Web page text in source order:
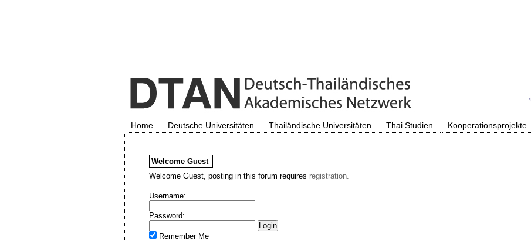
Home Deutsche Universitäten Thailändische Universitäten Thai Studien Kooperationsprojekte
Welcome Guest
Welcome Guest, posting in this forum requires registration.
Username:
Password:
Remember Me